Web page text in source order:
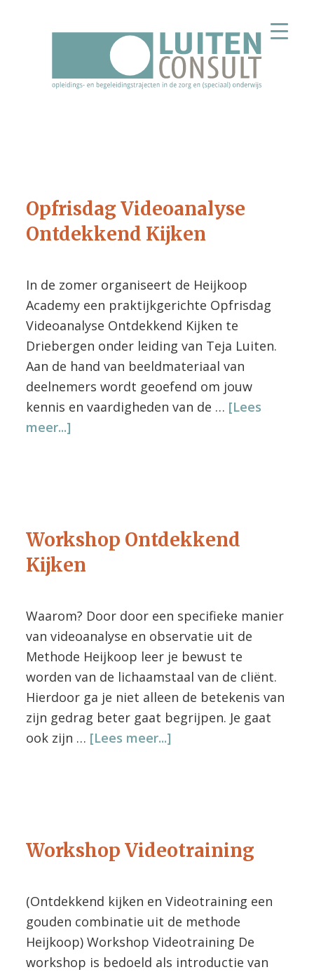
Opfrisdag Videoanalyse
Ontdekkend Kijken
In de zomer organiseert de Heijkoop
Academy een praktijkgerichte Opfrisdag
Videoanalyse Ontdekkend Kijken te
Driebergen onder leiding van Teja Luiten.
Aan de hand van beeldmateriaal van
deelnemers wordt geoefend om jouw
kennis en vaardigheden van de … [Lees
meer...]
Workshop Ontdekkend
Kijken
Waarom? Door door een specifieke manier
van videoanalyse en observatie uit de
Methode Heijkoop leer je bewust te
worden van de lichaamstaal van de cliënt.
Hierdoor ga je niet alleen de betekenis van
zijn gedrag beter gaat begrijpen. Je gaat
ook zijn … [Lees meer...]
Workshop Videotraining
(Ontdekkend kijken en Videotraining een
gouden combinatie uit de methode
Heijkoop) Workshop Videotraining De
workshop is bedoeld als introductie van